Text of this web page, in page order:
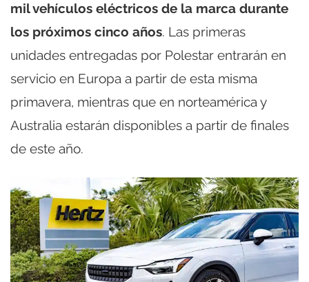
mil vehículos eléctricos de la marca durante
los próximos cinco años. Las primeras
unidades entregadas por Polestar entrarán en
servicio en Europa a partir de esta misma
primavera, mientras que en norteamérica y
Australia estarán disponibles a partir de finales
de este año.